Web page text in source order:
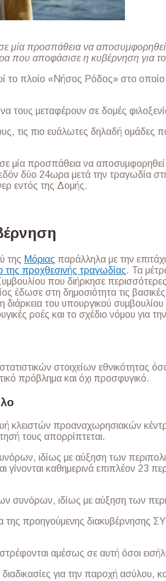
μία προσπάθεια να
που αποφάσισε η κυβέρνηση για
το πλοίο «Νήσος Ρόδος» στο
τους μεταφέρουν σε δομές
τις πιο ευάλωτες δηλαδή ομάδες
μία προσπάθεια να
δύο 24ωρα μετά την τραγωδία
εντός της Δομής.
της Μόριας παράλληλα με την
της προχθεσινής τραγωδίας. Τα
που διήρκησε
στη δημοσιότητα τις βασικές
του υπουργικού συμβουλίου
ροές και το σχέδιο νόμου για
στοιχείων εθνικότητας
πρόβλημα και όχι προσφυγικό.
κλειστών προαναχωρησιακών
τους απορρίπτεται.
ιδίως με αύξηση των
γίνονται καθημερινά επιπλέον 23
συνόρων, ιδίως με αύξηση των
προηγούμενης διακυβέρνησης
αμέσως σε αυτή όσοι
διαδικασίες για την παροχή ασύλου,